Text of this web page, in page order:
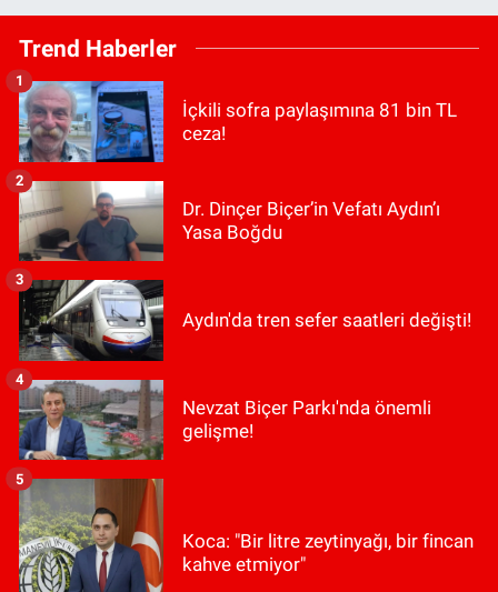
Trend Haberler
İçkili sofra paylaşımına 81 bin TL
ceza!
1
Dr. Dinçer Biçer’in Vefatı Aydın’ı
Yasa Boğdu
2
Aydın'da tren sefer saatleri değişti!
3
Nevzat Biçer Parkı'nda önemli
gelişme!
4
Koca: "Bir litre zeytinyağı, bir fincan
kahve etmiyor"
5